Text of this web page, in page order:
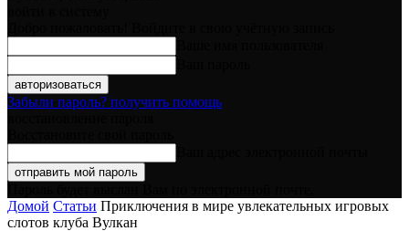
Забыли пароль? получить помощь
Домой Статьи Приключения в мире увлекательных игровых
слотов клуба Вулкан